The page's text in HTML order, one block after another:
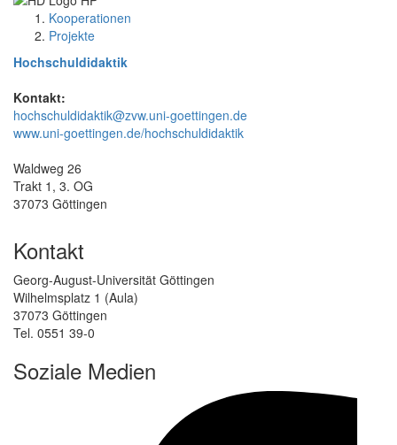
Kooperationen
Projekte
Hochschuldidaktik
Kontakt:
hochschuldidaktik@zvw.uni-goettingen.de
www.uni-goettingen.de/hochschuldidaktik
Waldweg 26
Trakt 1, 3. OG
37073 Göttingen
Kontakt
Georg-August-Universität Göttingen
Wilhelmsplatz 1 (Aula)
37073 Göttingen
Tel. 0551 39-0
Soziale Medien